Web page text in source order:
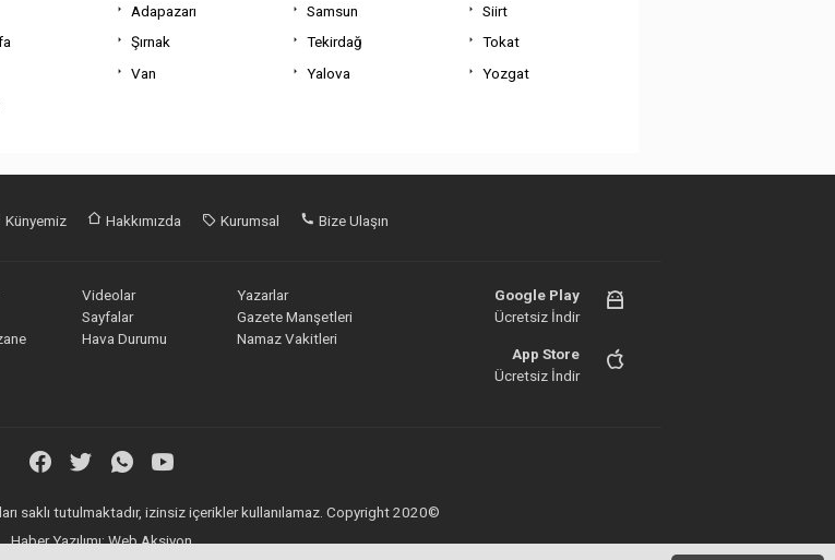
Adapazarı Samsun
Siirt
Şırnak Tekirdağ
Tokat
Van Yalova
Yozgat
Künyemiz Hakkımızda Kurumsal Bize Ulaşın
Videolar
Yazarlar
Sayfalar
Gazete Manşetleri
Hava Durumu Namaz Vakitleri
Google Play
Ücretsiz İndir
App Store
Ücretsiz İndir
saklı tutulmaktadır, izinsiz içerikler kullanılamaz. Copyright 2020©
Haber Yazılımı:Web Aksiyon